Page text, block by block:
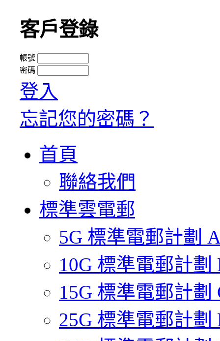
客戶登錄
帳號
密碼
登入
忘記您的密碼？
首頁
聯絡我們
標準雲電郵
5G 標準電郵計劃
10G 標準電郵計劃
15G 標準電郵計劃
25G 標準電郵計劃